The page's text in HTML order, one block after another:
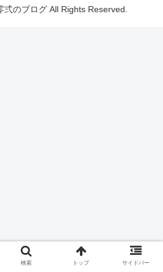
のブログ All Rights Reserved.
検索 トップ サイドバー